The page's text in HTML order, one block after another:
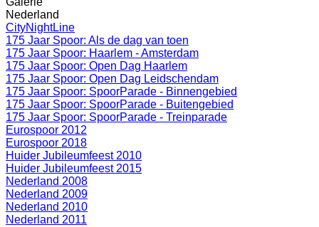
Nederland
CityNightLine
175 Jaar Spoor: Als de dag van toen
175 Jaar Spoor: Haarlem - Amsterdam
175 Jaar Spoor: Open Dag Haarlem
175 Jaar Spoor: Open Dag Leidschendam
175 Jaar Spoor: SpoorParade - Binnengebied
175 Jaar Spoor: SpoorParade - Buitengebied
175 Jaar Spoor: SpoorParade - Treinparade
Eurospoor 2012
Eurospoor 2018
Huider Jubileumfeest 2010
Huider Jubileumfeest 2015
Nederland 2008
Nederland 2009
Nederland 2010
Nederland 2011